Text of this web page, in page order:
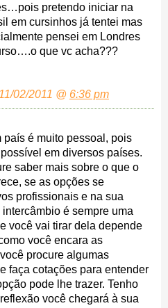
pretendo iniciar na
em cursinhos já tentei mas
pensei em Londres
que vc acha???
02/2011 @ 6:36 pm
país é muito pessoal, pois
em diversos países.
saber mais sobre o que o
se as opções se
profissionais e na sua
é sempre uma
você vai tirar dela depende
você encara as
procure algumas
faça cotações para entender
pode lhe trazer. Tenho
você chegará à sua